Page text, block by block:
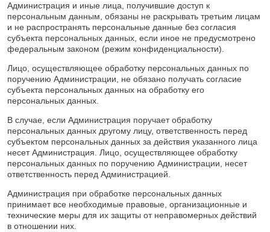
Администрация и иные лица, получившие доступ к
персональным данным, обязаны не раскрывать третьим лицам
и не распространять персональные данные без согласия
субъекта персональных данных, если иное не предусмотрено
федеральным законом (режим конфиденциальности).
Лицо, осуществляющее обработку персональных данных по
поручению Администрации, не обязано получать согласие
субъекта персональных данных на обработку его
персональных данных.
В случае, если Администрация поручает обработку
персональных данных другому лицу, ответственность перед
субъектом персональных данных за действия указанного лица
несет Администрация. Лицо, осуществляющее обработку
персональных данных по поручению Администрации, несет
ответственность перед Администрацией.
Администрация при обработке персональных данных
принимает все необходимые правовые, организационные и
технические меры для их защиты от неправомерных действий
в отношении них.